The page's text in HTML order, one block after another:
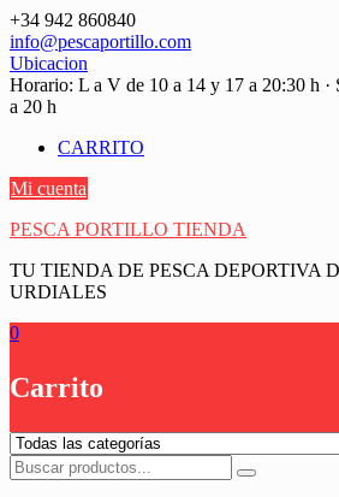
Saltar
contenido
+34 942 860840
info@pescaportillo.com
Ubicacion
Horario: L a V de 10 a 14 y 17 a 20:30 h ·
a 20 h
CARRITO
Mi cuenta
PESCA PORTILLO TIENDA
TU TIENDA DE PESCA DEPORTIVA
URDIALES
0
Carrito